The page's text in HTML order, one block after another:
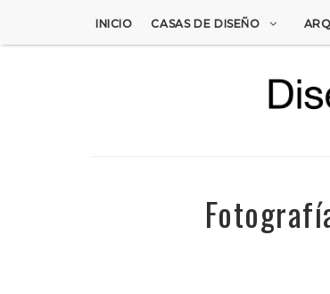
INICIO CASAS DE DISEÑO